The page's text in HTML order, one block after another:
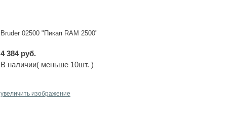
Bruder 02500 "Пикап RAM 2500"
4 384 руб.
В наличии( меньше 10шт. )
увеличить изображение